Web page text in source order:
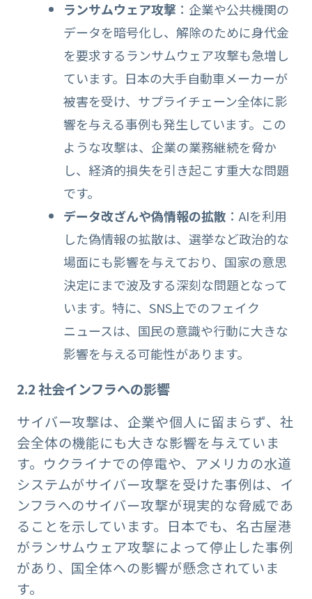
ランサムウェア攻撃 ：企業や公共機関の
データを暗号化し、解除のために身代金
を要求するランサムウェア攻撃も急増し
ています。日本の大手自動車メーカーが
被害を受け、サプライチェーン全体に影
響を与える事例も発生しています。この
ような攻撃は、企業の業務継続を脅か
し、経済的損失を引き起こす重大な問題
です。
データ改ざんや偽情報の拡散 ：AIを利用
した偽情報の拡散は、選挙など政治的な
場面にも影響を与えており、国家の意思
決定にまで波及する深刻な問題となって
います。特に、SNS上でのフェイク
ニュースは、国民の意識や行動に大きな
影響を与える可能性があります。
2.2 社会インフラへの影響
サイバー攻撃は、企業や個人に留まらず、社
会全体の機能にも大きな影響を与えていま
す。ウクライナでの停電や、アメリカの水道
システムがサイバー攻撃を受けた事例は、イ
ンフラへのサイバー攻撃が現実的な脅威であ
ることを示しています。日本でも、名古屋港
がランサムウェア攻撃によって停止した事例
があり、国全体への影響が懸念されていま
す。